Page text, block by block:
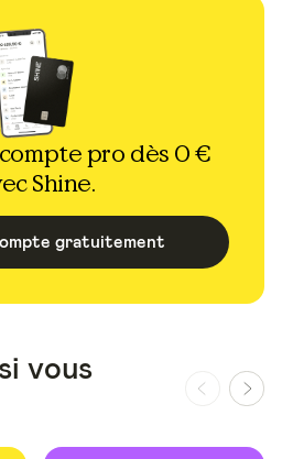
pro dès 0 €
Shine.
gratuitement
vous